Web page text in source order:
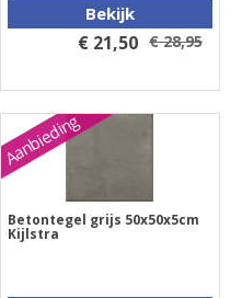
Bekijk
€ 21,50 € 28,95
Aanbieding
Betontegel grijs 50x50x5cm
Kijlstra